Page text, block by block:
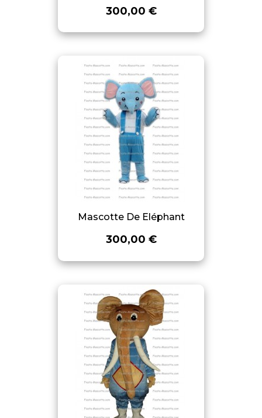
300,00 €
Mascotte De Eléphant
300,00 €